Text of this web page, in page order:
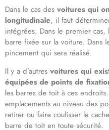
Dans le cas des voitures qui
longitudinale, il faut
intégrées. Dans le premier
barre fixée sur la voiture. Dans
pincement qui sera réalisé.
Il y a d’autres voitures qui
équipées de points de
les barres de toit à ces
emplacements au niveau des
retirer ou faire coulisser le
barre de toit en toute sécurité.